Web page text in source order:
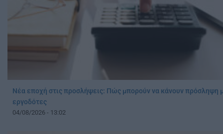
Νέα εποχή στις προσλήψεις: Πώς μπορούν να κάνουν πρόσληψη
εργοδότες
04/08/2026 - 13:02